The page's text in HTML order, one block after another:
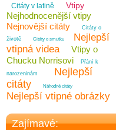
Citáty v latině Vtipy
Nejhodnocenější vtipy
Nejnovější citáty
Citáty o
životě
Citáty o smutku
Nejlepší
vtipná videa
Vtipy o
Chucku Norrisovi
Přání k
narozeninám
Nejlepší
citáty
Náhodné citáty
Nejlepší vtipné obrázky
Zajímavé: